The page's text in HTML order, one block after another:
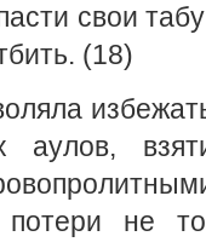
свои
(18)
аулов,
потери не